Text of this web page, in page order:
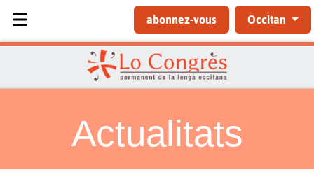
abonnez-vous Occitan
Actualitats